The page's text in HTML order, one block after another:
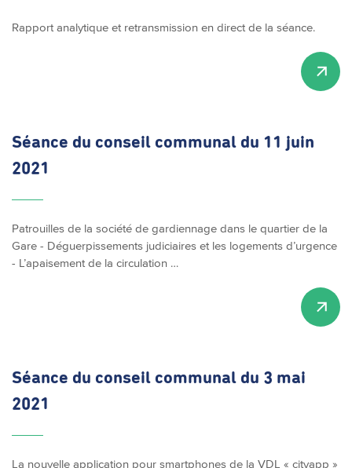
Rapport analytique et retransmission en direct de la séance.
Séance du conseil communal du 11 juin
2021
Patrouilles de la société de gardiennage dans le quartier de la
Gare - Déguerpissements judiciaires et les logements d’urgence
- L’apaisement de la circulation …
Séance du conseil communal du 3 mai
2021
La nouvelle application pour smartphones de la VDL « cityapp »